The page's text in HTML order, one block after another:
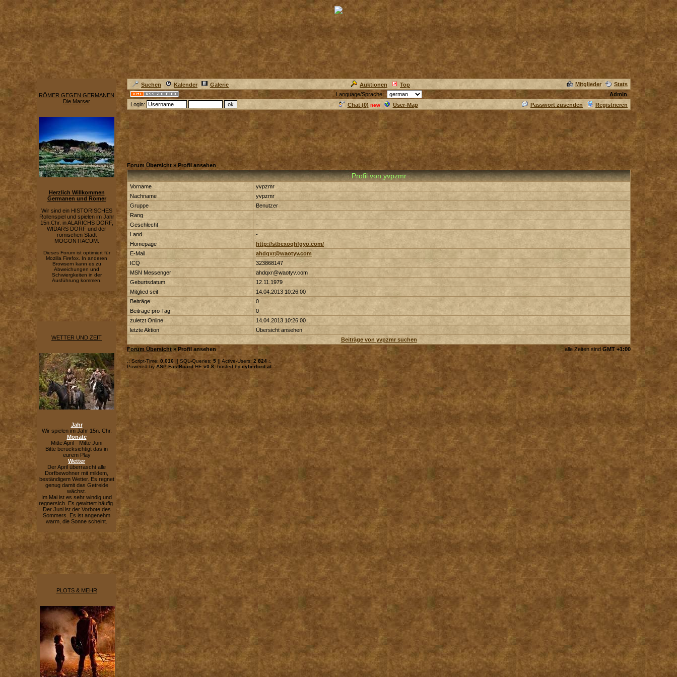
RÖMER GEGEN GERMANEN
Die Marser
Herzlich Willkommen
Germanen und Römer
Wir sind ein HISTORISCHES
Rollenspiel und spielen im Jahr
15n.Chr. in ALARICHS DORF,
WIDARS DORF und der
römischen Stadt
MOGONTIACUM.
Dieses Forum ist optimiert für
Mozilla Firefox. In anderen
Browsern kann es zu
Abweichungen und
Schwiergkeiten in der
Ausführung kommen.
WETTER UND ZEIT
Jahr
Wir spielen im Jahr 15n. Chr.
Monate
Mitte April - Mitte Juni
Bitte berücksichtigt das in
eurem Play
Wetter
Der April überrascht alle
Dorfbewohner mit mildem,
beständigem Wetter. Es regnet
genug damit das Getreide
wächst.
Im Mai ist es sehr windig und
regnersich. Es gewittert häufig.
Der Juni ist der Vorbote des
Sommers. Es ist angenehm
warm, die Sonne scheint.
PLOTS & MEHR
Suchen Kalender Galerie Auktionen Top Mitglieder
Stats
Language/Sprache:
Admin
Login:
Chat (0) new User-Map Passwort zusenden Registrieren
Forum Übersicht » Profil ansehen
.: Profil von yvpzmr :.
Vorname
yvpzmr
Nachname
yvpzmr
Gruppe
Benutzer
Rang
Geschlecht
-
Land
-
Homepage
http://stbexoqhfgyo.com/
E-Mail
ahdqxr@waotyv.com
ICQ
323868147
MSN Messenger
ahdqxr@waotyv.com
Geburtsdatum
12.11.1979
Mitglied seit
14.04.2013 10:26:00
Beiträge
0
Beiträge pro Tag
0
zuletzt Online
14.04.2013 10:26:00
letzte Aktion
Übersicht ansehen
Beiträge von yvpzmr suchen
Forum Übersicht » Profil ansehen alle Zeiten sind GMT +1:00
.: Script-Time: 0,016 || SQL-Queries: 5 || Active-Users: 2 824 :.
Powered by ASP-FastBoard HE v0.8 , hosted bycyberlord.at